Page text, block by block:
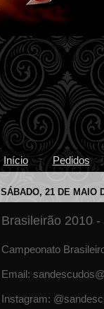
Início Pedidos
SÁBADO, 21 DE MAIO
Brasileirão 2010
Campeonato
Email:
Instagram: